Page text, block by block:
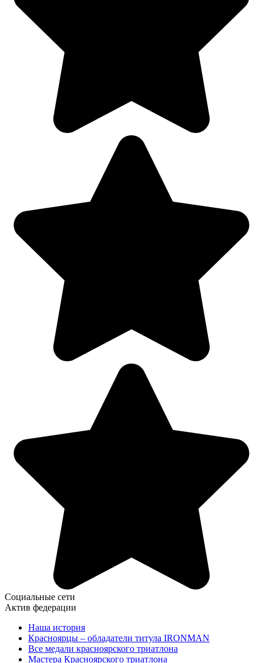
Социальные сети
Актив федерации
Наша история
Красноярцы – обладатели титула IRONMAN
Все медали красноярского триатлона
Мастера Красноярского триатлона